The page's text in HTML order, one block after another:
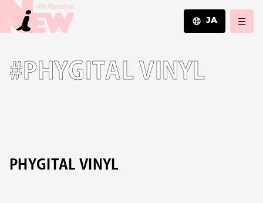
JA
ZH
#PHYGITAL VINYL
PHYGITAL VINYL